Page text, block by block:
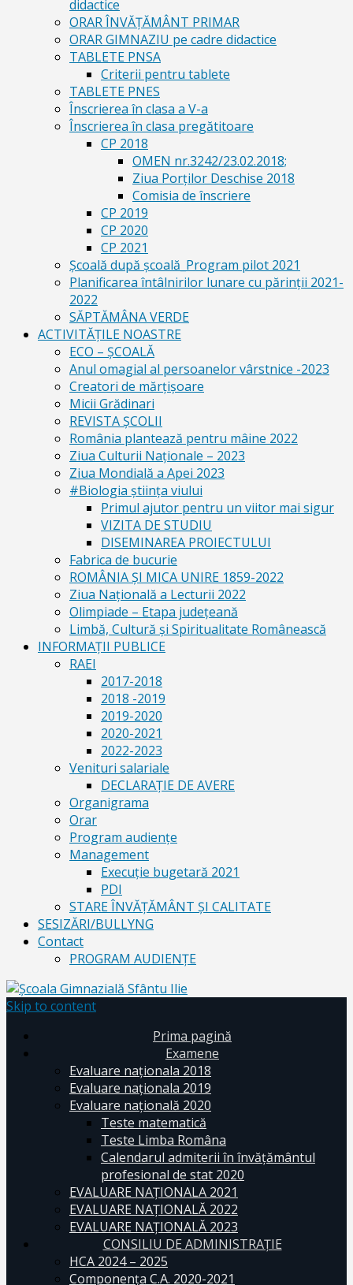
didactice
ORAR ÎNVĂȚĂMÂNT PRIMAR
ORAR GIMNAZIU pe cadre didactice
TABLETE PNSA
Criterii pentru tablete
TABLETE PNES
Înscrierea în clasa a V-a
Înscrierea în clasa pregătitoare
CP 2018
OMEN nr.3242/23.02.2018;
Ziua Porților Deschise 2018
Comisia de înscriere
CP 2019
CP 2020
CP 2021
Școală după școală_Program pilot 2021
Planificarea întâlnirilor lunare cu părinții 2021-
2022
SĂPTĂMÂNA VERDE
ACTIVITĂȚILE NOASTRE
ECO – ŞCOALĂ
Anul omagial al persoanelor vârstnice -2023
Creatori de mărțișoare
Micii Grădinari
REVISTA ŞCOLII
România plantează pentru mâine 2022
Ziua Culturii Naționale – 2023
Ziua Mondială a Apei 2023
#Biologia știința viului
Primul ajutor pentru un viitor mai sigur
VIZITA DE STUDIU
DISEMINAREA PROIECTULUI
Fabrica de bucurie
ROMÂNIA ŞI MICA UNIRE 1859-2022
Ziua Naţională a Lecturii 2022
Olimpiade – Etapa judeţeană
Limbă, Cultură și Spiritualitate Românească
INFORMAŢII PUBLICE
RAEI
2017-2018
2018 -2019
2019-2020
2020-2021
2022-2023
Venituri salariale
DECLARAŢIE DE AVERE
Organigrama
Orar
Program audiențe
Management
Execuţie bugetară 2021
PDI
STARE ÎNVĂȚĂMÂNT ȘI CALITATE
SESIZĂRI/BULLYNG
Contact
PROGRAM AUDIENŢE
Skip to content
Prima pagină
Examene
Evaluare naționala 2018
Evaluare naționala 2019
Evaluare națională 2020
Teste matematică
Teste Limba Româna
Calendarul admiterii în învăţământul
profesional de stat 2020
EVALUARE NAȚIONALA 2021
EVALUARE NAŢIONALĂ 2022
EVALUARE NAŢIONALĂ 2023
CONSILIU DE ADMINISTRAȚIE
HCA 2024 – 2025
Componența C.A. 2020-2021